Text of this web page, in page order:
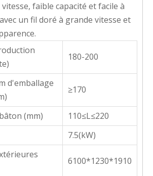
faible capacité et facile à
un fil doré à grande vitesse et
180-200
d'emballage
≥170
(mm)
110≤L≤220
7.5(kW)
6100*1230*1910